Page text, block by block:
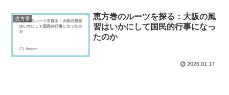
恵方巻
恵方巻のルーツを探る：大阪の風
習はいかにして国民的行事になっ
たのか
2026.01.17